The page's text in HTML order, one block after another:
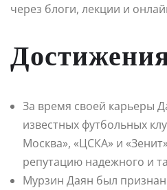
через блоги, лекции и
За время своей карьеры
известных футбольных
Москва», «ЦСКА» и
репутацию надежного и
Мурзин Даян был